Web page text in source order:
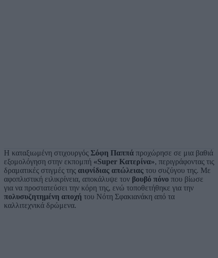
Η καταξιωμένη στιχουργός Σόφη Παππά προχώρησε σε μια βαθιά
εξομολόγηση στην εκπομπή «Super Κατερίνα», περιγράφοντας τις
δραματικές στιγμές της αιφνίδιας απώλειας του συζύγου της. Με
αφοπλιστική ειλικρίνεια, αποκάλυψε τον βουβό πόνο που βίωσε
για να προστατεύσει την κόρη της, ενώ τοποθετήθηκε για την
πολυσυζητημένη αποχή του Νότη Σφακιανάκη από τα
καλλιτεχνικά δρώμενα.